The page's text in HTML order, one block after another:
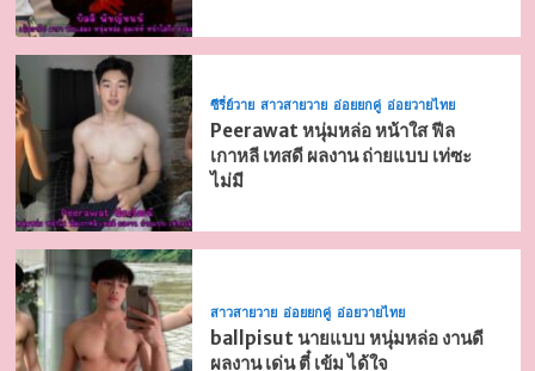
ซีรี่ย์วาย สาวสายวาย อ่อยยกคู่ อ่อยวายไทย
Peerawat หนุ่มหล่อ หน้าใส ฟีล
เกาหลี เทสดี ผลงาน ถ่ายแบบ เท่ซะ
ไม่มี
สาวสายวาย อ่อยยกคู่ อ่อยวายไทย
ballpisut นายแบบ หนุ่มหล่อ งานดี
ผลงาน เด่น ตี๋ เข้ม ได้ใจ